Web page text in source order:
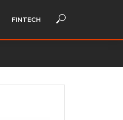
FINTECH